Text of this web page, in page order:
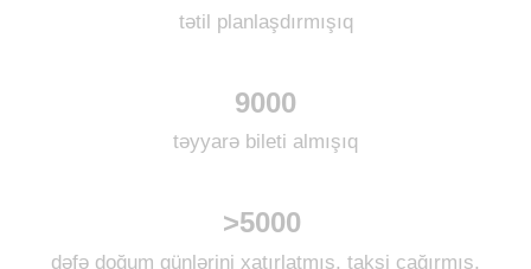
tətil planlaşdırmışıq
9000
təyyarə bileti almışıq
>5000
dəfə doğum günlərini xatırlatmış, taksi çağırmış,